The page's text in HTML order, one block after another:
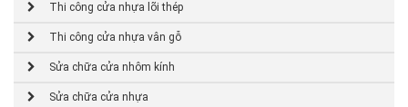
Thi công cửa nhựa lõi thép
Thi công cửa nhựa vân gỗ
Sửa chữa cửa nhôm kính
Sửa chữa cửa nhựa